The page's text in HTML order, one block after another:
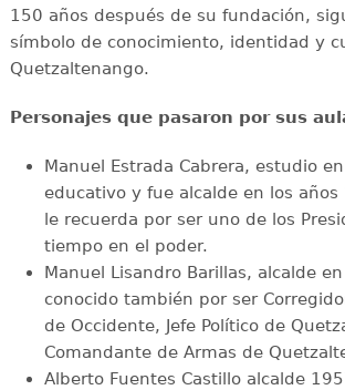
150 años después de su fundación,
símbolo de conocimiento, identidad y
Quetzaltenango.
Personajes que pasaron por sus
Manuel Estrada Cabrera, estudio
educativo y fue alcalde en los
le recuerda por ser uno de los
tiempo en el poder.
Manuel Lisandro Barillas, alcalde
conocido también por ser
de Occidente, Jefe Político de
Comandante de Armas de
Alberto Fuentes Castillo alcalde